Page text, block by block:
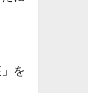
を